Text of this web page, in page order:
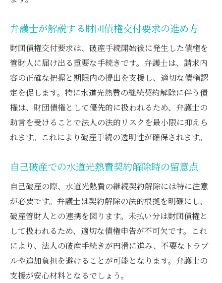
弁護士が解説する財団債権交付要求の進め方
財団債権交付要求は、破産手続開始後に発生した債権を
管財人に届け出る重要な手続きです。弁護士は、請求内
容の正確な把握と期限内の提出を支援し、適切な債権認
定を促します。特に水道光熱費の継続契約解除に伴う債
権は、財団債権として優先的に扱われるため、弁護士の
助言を受けることで法人の法的リスクを最小限に抑えら
れます。これにより破産手続の透明性が確保されます。
自己破産での水道光熱費契約解除時の留意点
自己破産の際、水道光熱費の継続契約解除には特に注意
が必要です。弁護士は契約解除の法的根拠を明確にし、
破産管財人との連携を図ります。未払い分は財団債権と
して扱われるため、適切な債権申告が不可欠です。これ
により、法人の破産手続きが円滑に進み、不要なトラブ
ルや追加負担を避けることが可能となります。弁護士の
支援が安心材料となるでしょう。